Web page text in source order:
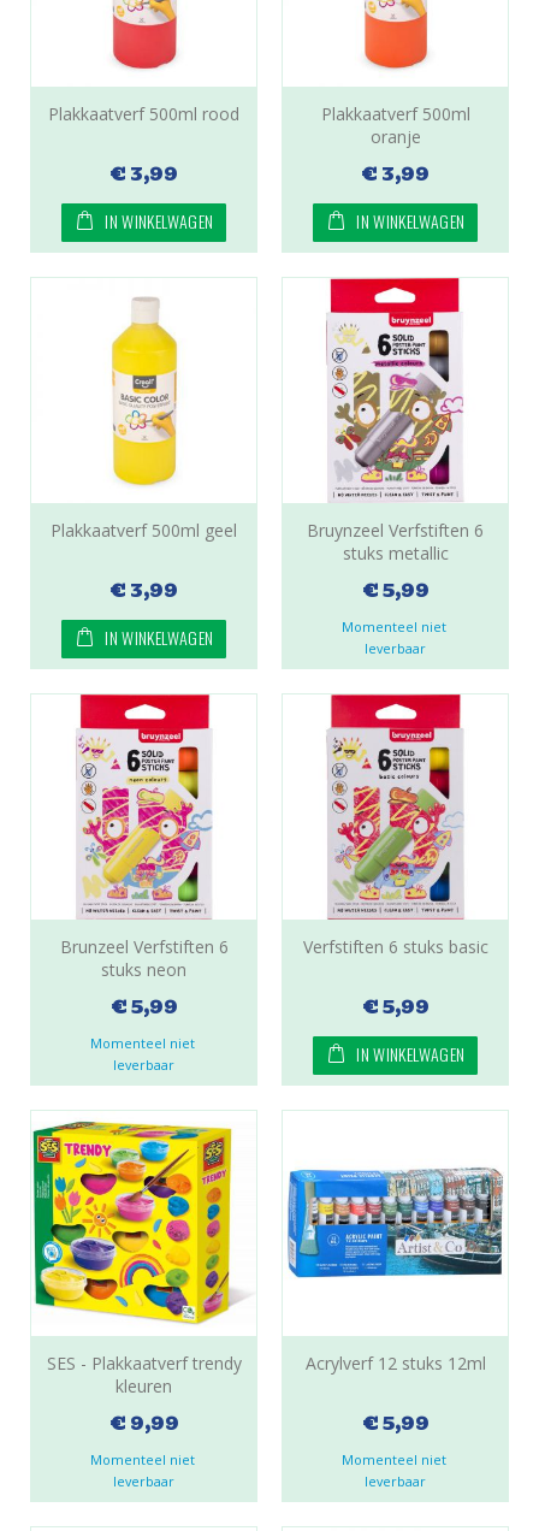
Plakkaatverf 500ml rood
€ 3,99
IN WINKELWAGEN
Plakkaatverf 500ml
oranje
€ 3,99
IN WINKELWAGEN
Plakkaatverf 500ml geel
€ 3,99
IN WINKELWAGEN
Bruynzeel Verfstiften 6
stuks metallic
€ 5,99
Momenteel niet
leverbaar
Brunzeel Verfstiften 6
stuks neon
€ 5,99
Momenteel niet
leverbaar
Verfstiften 6 stuks basic
€ 5,99
IN WINKELWAGEN
SES - Plakkaatverf trendy
kleuren
€ 9,99
Momenteel niet
leverbaar
Acrylverf 12 stuks 12ml
€ 5,99
Momenteel niet
leverbaar